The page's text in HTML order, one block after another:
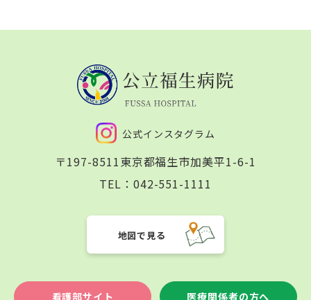
公式インスタグラム
〒197-8511東京都福生市加美平1-6-1
TEL： 042-551-1111
地図で見る
看護部サイト 医療関係者の方へ